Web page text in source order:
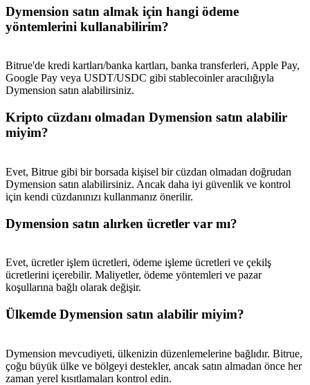
Dymension satın almak için hangi ödeme
yöntemlerini kullanabilirim?
Bitrue'de kredi kartları/banka kartları, banka transferleri, Apple Pay,
Google Pay veya USDT/USDC gibi stablecoinler aracılığıyla
Dymension satın alabilirsiniz.
Kripto cüzdanı olmadan Dymension satın alabilir
miyim?
Evet, Bitrue gibi bir borsada kişisel bir cüzdan olmadan doğrudan
Dymension satın alabilirsiniz. Ancak daha iyi güvenlik ve kontrol
için kendi cüzdanınızı kullanmanız önerilir.
Dymension satın alırken ücretler var mı?
Evet, ücretler işlem ücretleri, ödeme işleme ücretleri ve çekilş
ücretlerini içerebilir. Maliyetler, ödeme yöntemleri ve pazar
koşullarına bağlı olarak değişir.
Ülkemde Dymension satın alabilir miyim?
Dymension mevcudiyeti, ülkenizin düzenlemelerine bağlıdır. Bitrue,
çoğu büyük ülke ve bölgeyi destekler, ancak satın almadan önce her
zaman yerel kısıtlamaları kontrol edin.